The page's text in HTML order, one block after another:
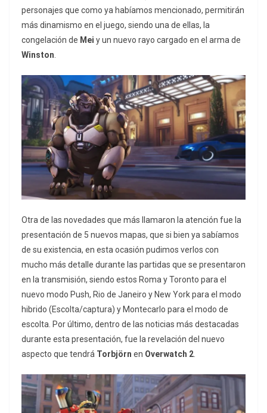
personajes que como ya habíamos mencionado, permitirán
más dinamismo en el juego, siendo una de ellas, la
congelación de Mei y un nuevo rayo cargado en el arma de
Winston
Otra de las novedades que más llamaron la atención fue la
presentación de 5 nuevos mapas, que si bien ya sabíamos
de su existencia, en esta ocasión pudimos verlos con
mucho más detalle durante las partidas que se presentaron
en la transmisión, siendo estos Roma y Toronto para el
nuevo modo Push, Rio de Janeiro y New York para el modo
hibrido (Escolta/captura) y Montecarlo para el modo de
escolta. Por último, dentro de las noticias más destacadas
durante esta presentación, fue la revelación del nuevo
aspecto que tendrá Torbjörn en Overwatch 2.